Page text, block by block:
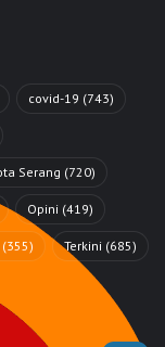
covid-19 (743)
Serang (720)
Opini (419)
(355) Terkini (685)